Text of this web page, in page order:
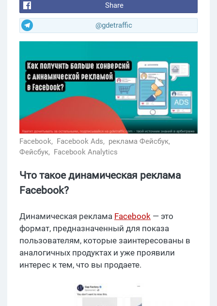
Share
@gdetraffic
Facebook, Facebook Ads, реклама Фейсбук,
Фейсбук, Facebook Analytics
Что такое динамическая реклама
Facebook?
Динамическая реклама Facebook — это
формат, предназначенный для показа
пользователям, которые заинтересованы в
аналогичных продуктах и уже проявили
интерес к тем, что вы продаете.